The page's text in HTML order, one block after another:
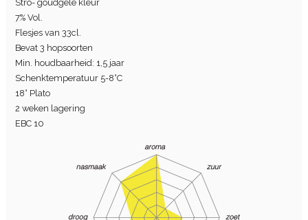
Stro- goudgele kleur
7% Vol.
Flesjes van 33cl.
Bevat 3 hopsoorten
Min. houdbaarheid: 1,5 jaar
Schenktemperatuur 5-8°C
18° Plato
2 weken lagering
EBC 10